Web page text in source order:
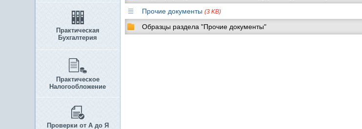
Практическая
Бухгалтерия
Практическое
Налогообложение
Проверки от А до Я
Прочие документы (3 KB)
Образцы раздела "Прочие документы"